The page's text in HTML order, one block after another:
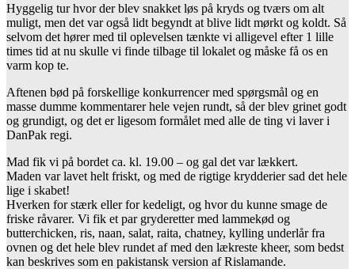
Hyggelig tur hvor der blev snakket løs på kryds og tværs om alt
muligt, men det var også lidt begyndt at blive lidt mørkt og koldt. Så
selvom det hører med til oplevelsen tænkte vi alligevel efter 1 lille
times tid at nu skulle vi finde tilbage til lokalet og måske få os en
varm kop te.
Aftenen bød på forskellige konkurrencer med spørgsmål og en
masse dumme kommentarer hele vejen rundt, så der blev grinet godt
og grundigt, og det er ligesom formålet med alle de ting vi laver i
DanPak regi.
Mad fik vi på bordet ca. kl. 19.00 – og gal det var lækkert.
Maden var lavet helt friskt, og med de rigtige krydderier sad det hele
lige i skabet!
Hverken for stærk eller for kedeligt, og hvor du kunne smage de
friske råvarer. Vi fik et par gryderetter med lammekød og
butterchicken, ris, naan, salat, raita, chatney, kylling underlår fra
ovnen og det hele blev rundet af med den lækreste kheer, som bedst
kan beskrives som en pakistansk version af Rislamande.